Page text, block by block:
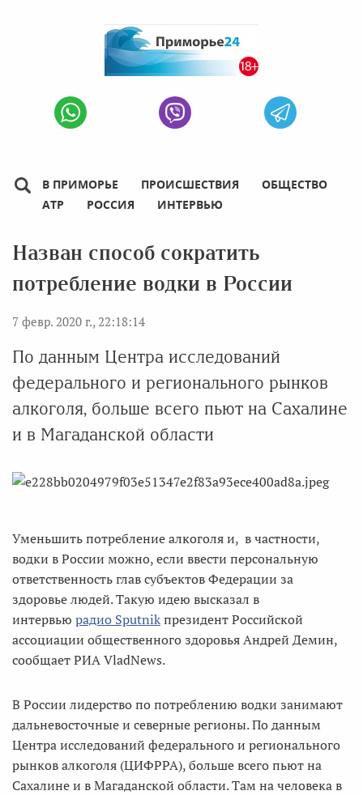
В ПРИМОРЬЕ ПРОИСШЕСТВИЯ
ОБЩЕСТВО
АТР
РОССИЯ ИНТЕРВЬЮ
Назван способ сократить
потребление водки в России
7 февр. 2020 г., 22:18:14
По данным Центра исследований
федерального и регионального рынков
алкоголя, больше всего пьют на Сахалине
и в Магаданской области
Уменьшить потребление алкоголя и, в частности,
водки в России можно, если ввести персональную
ответственность глав субъектов Федерации за
здоровье людей. Такую идею высказал в
интервью радио Sputnikпрезидент Российской
ассоциации общественного здоровья Андрей Демин,
сообщает РИА VladNews.
В России лидерство по потреблению водки занимают
дальневосточные и северные регионы. По данным
Центра исследований федерального и регионального
рынков алкоголя (ЦИФРРА), больше всего пьют на
Сахалине и в Магаданской области. Там на человека в